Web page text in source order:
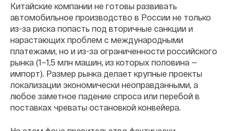
Китайские компании не готовы развивать
автомобильное производство в России не только
из-за риска попасть под вторичные санкции и
нарастающих проблем с международными
платежами, но и из-за ограниченности российского
рынка (1–1,5 млн машин, из которых половина —
импорт). Размер рынка делает крупные проекты
локализации экономически неоправданными, а
любое заметное падение спроса или перебой в
поставках чреваты остановкой конвейера.